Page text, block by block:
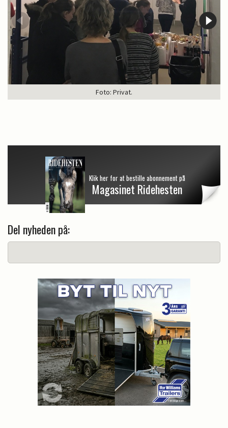
Foto: Privat.
Klik her for at bestille abonnement på
Magasinet Ridehesten
Del nyheden på: